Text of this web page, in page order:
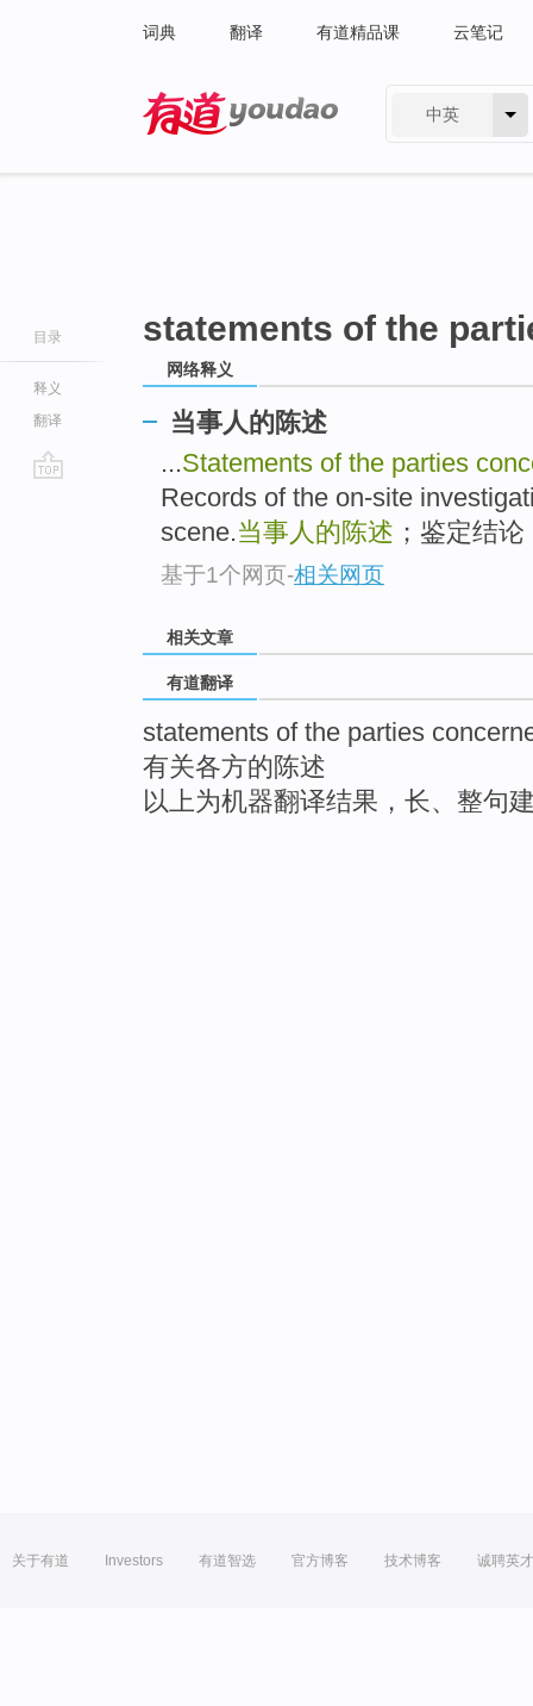
词典 翻译 有道精品课 云笔记
中英
目录
释义
翻译
statements of the
网络释义
当事人的陈述
...Statements of the parties
Records of the on-site
scene.当事人的陈述 ；鉴定结
基于1个网页-相关网页
相关文章
有道翻译
statements of the parties
有关各方的陈述
以上为机器翻译结果，长、整句
关于有道 Investors 有道智选 官方博客 技术博客 诚聘英才